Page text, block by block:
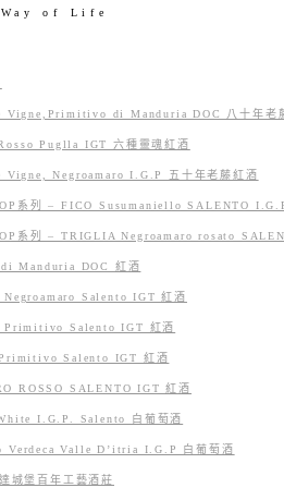
of Life
Vigne,Primitivo di Manduria DOC 八十年老
Puglla IGT 六種靈魂紅酒
Vigne, Negroamaro I.G.P 五十年老藤紅酒
系列 – FICO Susumaniello SALENTO
系列 – TRIGLIA Negroamaro rosato
Manduria DOC 紅酒
Salento IGT 紅酒
Primitivo Salento IGT 紅酒
Salento IGT 紅酒
ROSSO SALENTO IGT 紅酒
I.G.P. Salento 白葡萄酒
Verdeca Valle D’itria I.G.P 白葡萄酒
城堡百年工藝酒莊